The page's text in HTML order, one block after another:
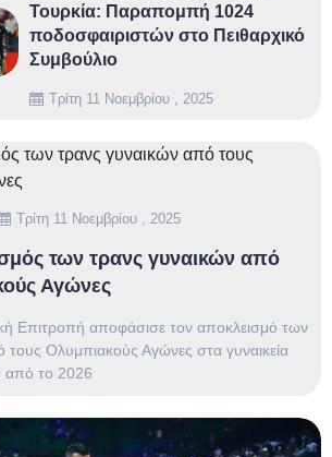
Τρίτη 11 Νοεμβρίου , 2025
Τουρκία: Παραπομπή 1024
ποδοσφαιριστών στο Πειθαρχικό
Συμβούλιο
Τρίτη 11 Νοεμβρίου , 2025
των τρανς γυναικών από
Αγώνες
Επιτροπή αποφάσισε τον αποκλεισμό των
τους Ολυμπιακούς Αγώνες στα γυναικεία
από το 2026